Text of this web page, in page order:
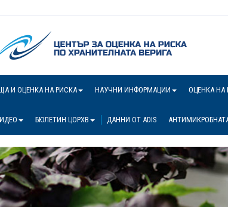
И ОЦЕНКА НА РИСКА НАУЧНИ ИНФОРМАЦИИ ОЦЕНКА НА
БЮЛЕТИН ЦОРХВ ДАННИ ОТ ADIS